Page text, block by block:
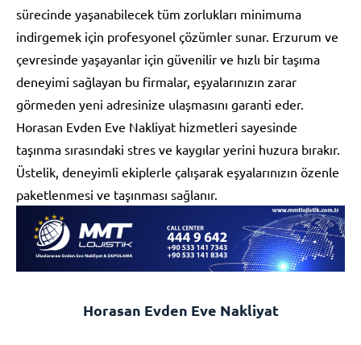
sürecinde yaşanabilecek tüm zorlukları minimuma
indirgemek için profesyonel çözümler sunar. Erzurum ve
çevresinde yaşayanlar için güvenilir ve hızlı bir taşıma
deneyimi sağlayan bu firmalar, eşyalarınızın zarar
görmeden yeni adresinize ulaşmasını garanti eder.
Horasan Evden Eve Nakliyat hizmetleri sayesinde
taşınma sırasındaki stres ve kaygılar yerini huzura bırakır.
Üstelik, deneyimli ekiplerle çalışarak eşyalarınızın özenle
paketlenmesi ve taşınması sağlanır.
Horasan Evden Eve Nakliyat